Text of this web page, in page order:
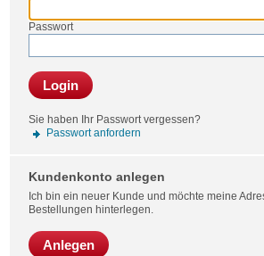
Passwort
Login
Sie haben Ihr Passwort vergessen?
Passwort anfordern
Kundenkonto anlegen
Ich bin ein neuer Kunde und möchte meine
Bestellungen hinterlegen.
Anlegen